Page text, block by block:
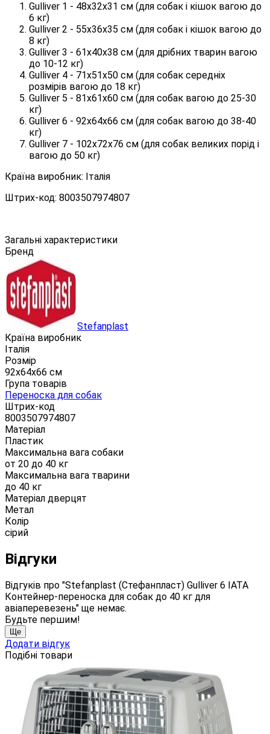
Gulliver 1 - 48х32х31 см (для собак і кішок вагою до
6 кг)
Gulliver 2 - 55х36х35 см (для собак і кішок вагою до
8 кг)
Gulliver 3 - 61х40х38 см (для дрібних тварин вагою
до 10-12 кг)
Gulliver 4 - 71х51х50 см (для собак середніх
розмірів вагою до 18 кг)
Gulliver 5 - 81х61х60 см (для собак вагою до 25-30
кг)
Gulliver 6 - 92х64х66 см (для собак вагою до 38-40
кг)
Gulliver 7 - 102х72х76 см (для собак великих порід і
вагою до 50 кг)
Країна виробник: Італія
Штрих-код: 8003507974807
Загальні характеристики
Бренд
Stefanplast
Країна виробник
Італія
Розмір
92х64х66 см
Група товарів
Переноска для собак
Штрих-код
8003507974807
Матеріал
Пластик
Максимальна вага собаки
от 20 до 40 кг
Максимальна вага тварини
до 40 кг
Матеріал дверцят
Метал
Колір
сірий
Відгуки
Відгуків про "Stefanplast (Стефанпласт) Gulliver 6 IATA
Контейнер-переноска для собак до 40 кг для
авіаперевезень" ще немає.
Будьте першим!
Ще
Додати відгук
Подібні товари